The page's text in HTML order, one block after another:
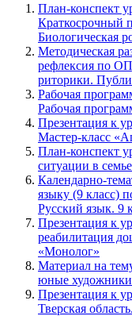
План-конспект
Краткосрочный
Биологическая
Методическая
рефлексия по
риторики.
Рабочая
Рабочая
Презентация к
Мастер-класс
План-конспект
ситуации в
Календарно-
языку (9 класс)
Русский язык. 9
Презентация к
реабилитация
«Монолог»
Материал на
юные
Презентация к
Тверская